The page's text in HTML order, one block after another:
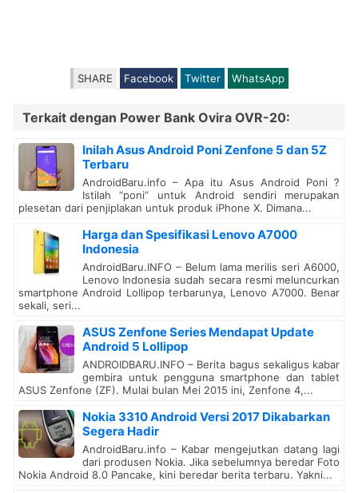
SHARE Facebook Twitter WhatsApp
Terkait dengan Power Bank Ovira OVR-20:
Inilah Asus Android Poni Zenfone 5 dan 5Z
Terbaru
AndroidBaru.info – Apa itu Asus Android Poni ?
Istilah “poni” untuk Android sendiri merupakan
plesetan dari penjiplakan untuk produk iPhone X. Dimana...
Harga dan Spesifikasi Lenovo A7000
Indonesia
AndroidBaru.INFO – Belum lama merilis seri A6000,
Lenovo Indonesia sudah secara resmi meluncurkan
smartphone Android Lollipop terbarunya, Lenovo A7000. Benar
sekali, seri...
ASUS Zenfone Series Mendapat Update
Android 5 Lollipop
ANDROIDBARU.INFO – Berita bagus sekaligus kabar
gembira untuk pengguna smartphone dan tablet
ASUS Zenfone (ZF). Mulai bulan Mei 2015 ini, Zenfone 4,...
Nokia 3310 Android Versi 2017 Dikabarkan
Segera Hadir
AndroidBaru.info – Kabar mengejutkan datang lagi
dari produsen Nokia. Jika sebelumnya beredar Foto
Nokia Android 8.0 Pancake, kini beredar berita terbaru. Yakni...